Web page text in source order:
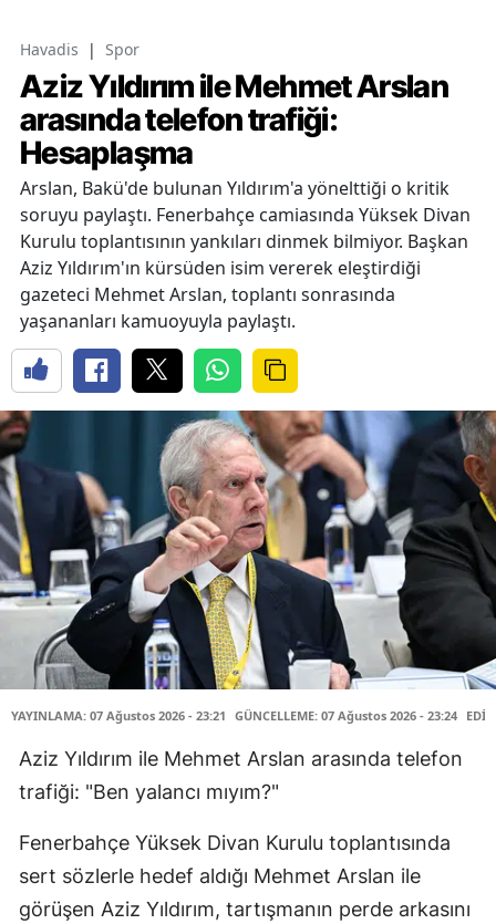
Havadis | Spor
Aziz Yıldırım ile Mehmet Arslan
arasında telefon trafiği:
Hesaplaşma
Arslan, Bakü'de bulunan Yıldırım'a yönelttiği o kritik
soruyu paylaştı. Fenerbahçe camiasında Yüksek Divan
Kurulu toplantısının yankıları dinmek bilmiyor. Başkan
Aziz Yıldırım'ın kürsüden isim vererek eleştirdiği
gazeteci Mehmet Arslan, toplantı sonrasında
yaşananları kamuoyuyla paylaştı.
YAYINLAMA: 07 Ağustos 2026 - 23:21 GÜNCELLEME: 07 Ağustos 2026 - 23:24
Aziz Yıldırım ile Mehmet Arslan arasında telefon
trafiği: "Ben yalancı mıyım?"
Fenerbahçe Yüksek Divan Kurulu toplantısında
sert sözlerle hedef aldığı Mehmet Arslan ile
görüşen Aziz Yıldırım, tartışmanın perde arkasını